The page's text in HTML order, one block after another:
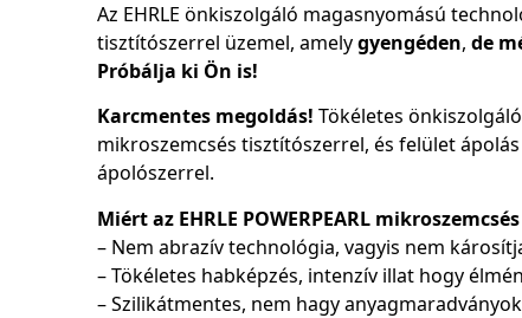
Az EHRLE önkiszolgáló magasnyomású
tisztítószerrel üzemel, amelygyengéden, de
Próbálja ki Ön is!
Karcmentes megoldás! Tökéletes
mikroszemcsés tisztítószerrel, és felület
ápolószerrel.
Miért az EHRLE POWERPEARL
– Nem abrazív technológia, vagyis nem
– Tökéletes habképzés, intenzív illat hogy
– Szilikátmentes, nem hagy